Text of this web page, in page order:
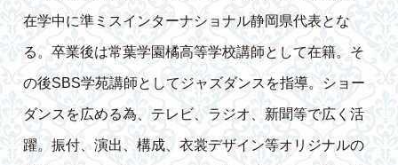
在学中に準ミスインターナショナル静岡県代表とな
る。卒業後は常葉学園橘高等学校講師として在籍。そ
の後SBS学苑講師としてジャズダンスを指導。ショー
ダンスを広める為、テレビ、ラジオ、新聞等で広く活
躍。振付、演出、構成、衣裳デザイン等オリジナルの